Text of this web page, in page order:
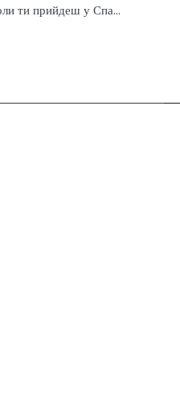
ти прийдеш у Спа…